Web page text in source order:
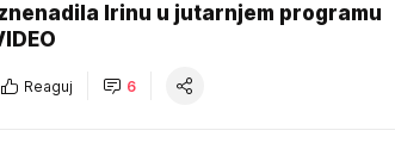
Irinu u jutarnjem programu
Reaguj 6